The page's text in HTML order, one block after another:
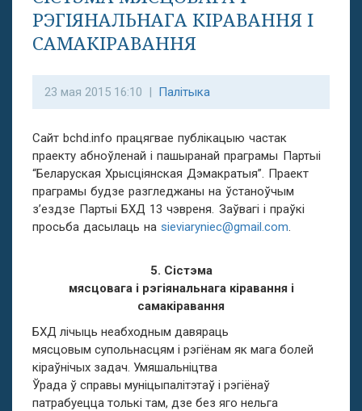
РЭГІЯНАЛЬНАГА КІРАВАННЯ І
САМАКІРАВАННЯ
23 мая 2015 16:10 | Палітыка
Сайт bchd.info працягвае публікацыю частак
праекту абноўленай і пашыранай праграмы Партыі
“Беларуская Хрысціянская Дэмакратыя”. Праект
праграмы будзе разгледжаны на ўстаноўчым
з’ездзе Партыі БХД 13 чэвреня. Заўвагі і праўкі
просьба дасылаць наsieviaryniec@gmail.com.
5. Сістэма
мясцовага і рэгіянальнага кіравання і
самакіравання
БХД лічыць неабходным давяраць
мясцовым супольнасцям і рэгіёнам як мага болей
кіраўнічых задач. Умяшальніцтва
Ўрада ў справы муніцыпалітэтаў і рэгіёнаў
патрабуецца толькі там, дзе без яго нельга